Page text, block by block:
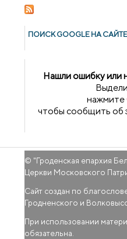
ПОИСК GOОGLE НА САЙТЕ
Нашли ошибку или
нажмите
чтобы сообщить об
© "Гроденская епархия
Церкви Московского
Сайт создан по
Гродненского и
При использовании
обязательна.